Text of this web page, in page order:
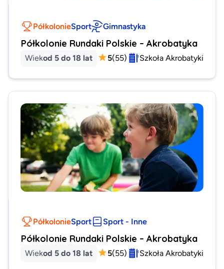
PółkolonieSport Gimnastyka
Półkolonie Rundaki Polskie – Akrobatyka
Wiekod 5 do 18 lat 5(55) Szkoła Akrobatyki
PółkolonieSport Sport - Inne
Półkolonie Rundaki Polskie – Akrobatyka
Wiekod 5 do 18 lat 5(55) Szkoła Akrobatyki